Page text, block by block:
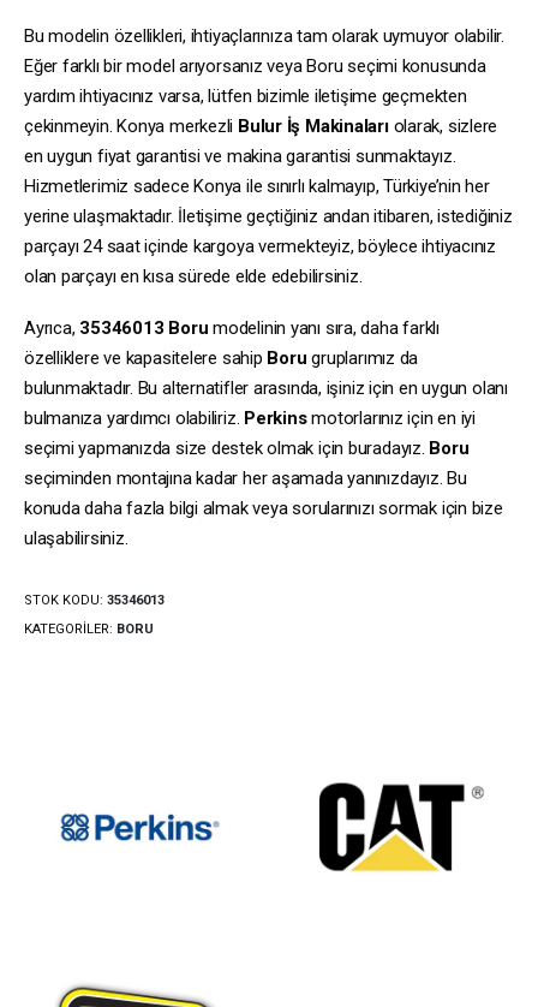
Bu modelin özellikleri, ihtiyaçlarınıza tam olarak uymuyor olabilir.
Eğer farklı bir model arıyorsanız veya Boru seçimi konusunda
yardım ihtiyacınız varsa, lütfen bizimle iletişime geçmekten
çekinmeyin. Konya merkezli Bulur İş Makinalarıolarak, sizlere
en uygun fiyat garantisi ve makina garantisi sunmaktayız.
Hizmetlerimiz sadece Konya ile sınırlı kalmayıp, Türkiye’nin her
yerine ulaşmaktadır. İletişime geçtiğiniz andan itibaren, istediğiniz
parçayı 24 saat içinde kargoya vermekteyiz, böylece ihtiyacınız
olan parçayı en kısa sürede elde edebilirsiniz.
Ayrıca, 35346013 Boru modelinin yanı sıra, daha farklı
özelliklere ve kapasitelere sahip Boru gruplarımız da
bulunmaktadır. Bu alternatifler arasında, işiniz için en uygun olanı
bulmanıza yardımcı olabiliriz. Perkinsmotorlarınız için en iyi
seçimi yapmanızda size destek olmak için buradayız. Boru
seçiminden montajına kadar her aşamada yanınızdayız. Bu
konuda daha fazla bilgi almak veya sorularınızı sormak için bize
ulaşabilirsiniz.
STOK KODU: 35346013
KATEGORILER: BORU